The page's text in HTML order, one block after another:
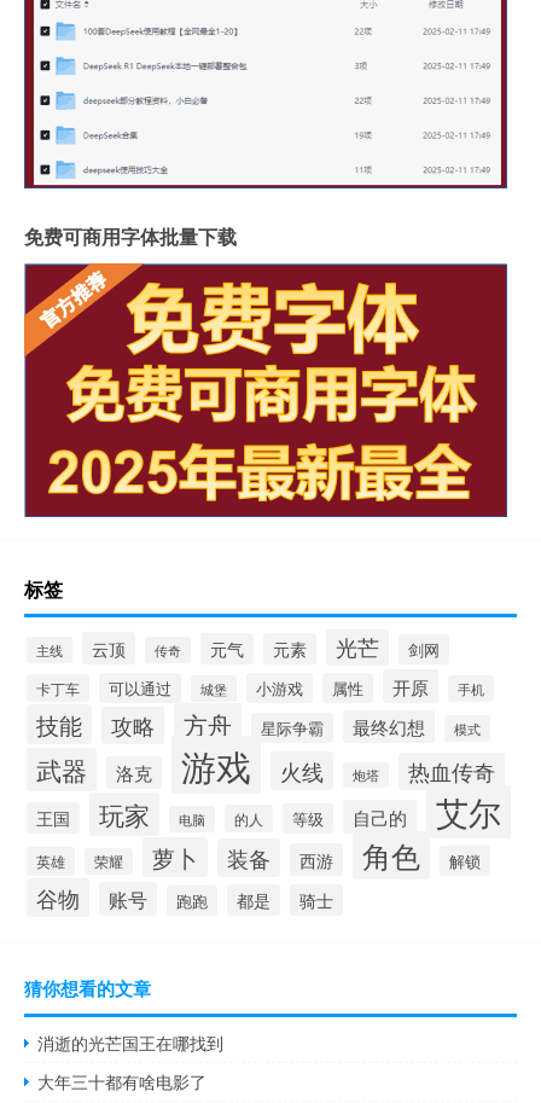
免费可商用字体批量下载
标签
主线 云顶 传奇 元气 元素 光芒 剑网
卡丁车 可以通过 城堡 小游戏 属性 开原 手机
技能 攻略 方舟 星际争霸 最终幻想 模式
武器 洛克 游戏 火线 炮塔 热血传奇
王国 玩家 电脑 的人 等级 自己的 艾尔
英雄 荣耀 萝卜 装备 西游 角色 解锁
谷物 账号 跑跑 都是 骑士
猜你想看的文章
消逝的光芒国王在哪找到
大年三十都有啥电影了